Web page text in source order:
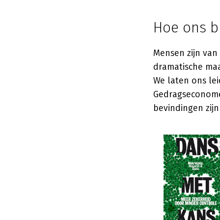
Hoe ons
Mensen zijn
dramatische
We laten ons
bevindingen